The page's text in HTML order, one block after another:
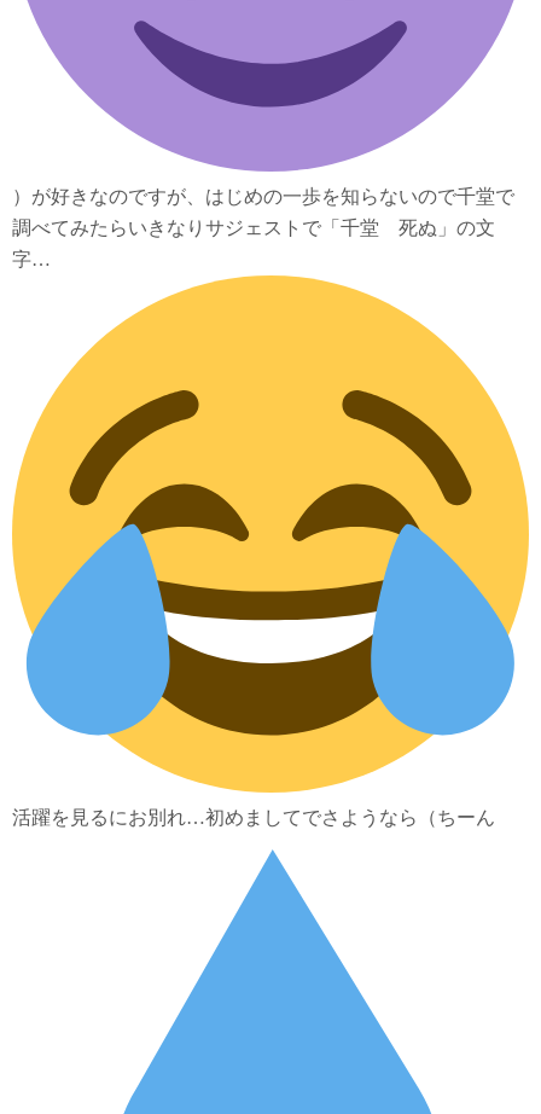
）が好きなのですが、はじめの一歩を知らないので千堂で
調べてみたらいきなりサジェストで「千堂 死ぬ」の文
字…
活躍を見るにお別れ…初めましてでさようなら（ちーん